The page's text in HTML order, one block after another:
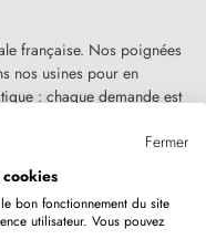
française. Nos poignées
nos usines pour en
: chaque demande est
Tous droits réservés.
Fermer
bon fonctionnement du site
utilisateur. Vous pouvez